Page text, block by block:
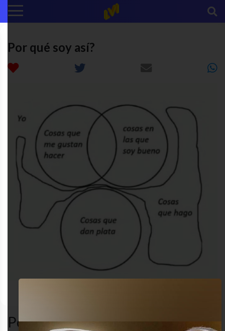
Por qué soy así?
Popular en LVI